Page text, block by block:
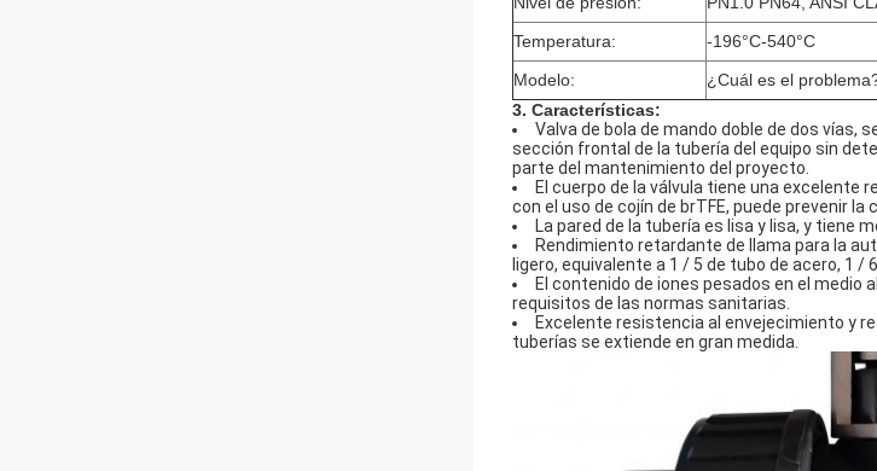
Temperatura:
-196°C-540°C
Modelo:
¿Cuál es el
3. Características:
Valva de bola de mando doble de dos vías,
sección frontal de la tubería del equipo sin
parte del mantenimiento del proyecto.
El cuerpo de la válvula tiene una excelente
con el uso de cojín de brTFE, puede prevenir
La pared de la tubería es lisa y lisa, y tiene
Rendimiento retardante de llama para la
ligero, equivalente a 1 / 5 de tubo de acero, 1 /
El contenido de iones pesados en el medio
requisitos de las normas sanitarias.
Excelente resistencia al envejecimiento y
tuberías se extiende en gran medida.